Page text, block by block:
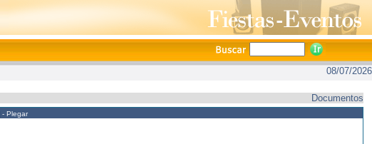
08/07/2026
Documentos
- Plegar